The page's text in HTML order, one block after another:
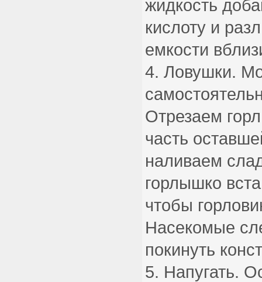
жидкость
кислоту и
емкости
Ловушки.
Отрезаем
часть
наливаем
горлышко
чтобы
Насекомые
покинуть
Напугать.